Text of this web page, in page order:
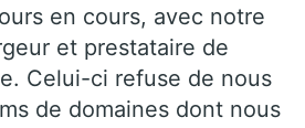
en cours, avec notre
et prestataire de
Celui-ci refuse de nous
de domaines dont nous